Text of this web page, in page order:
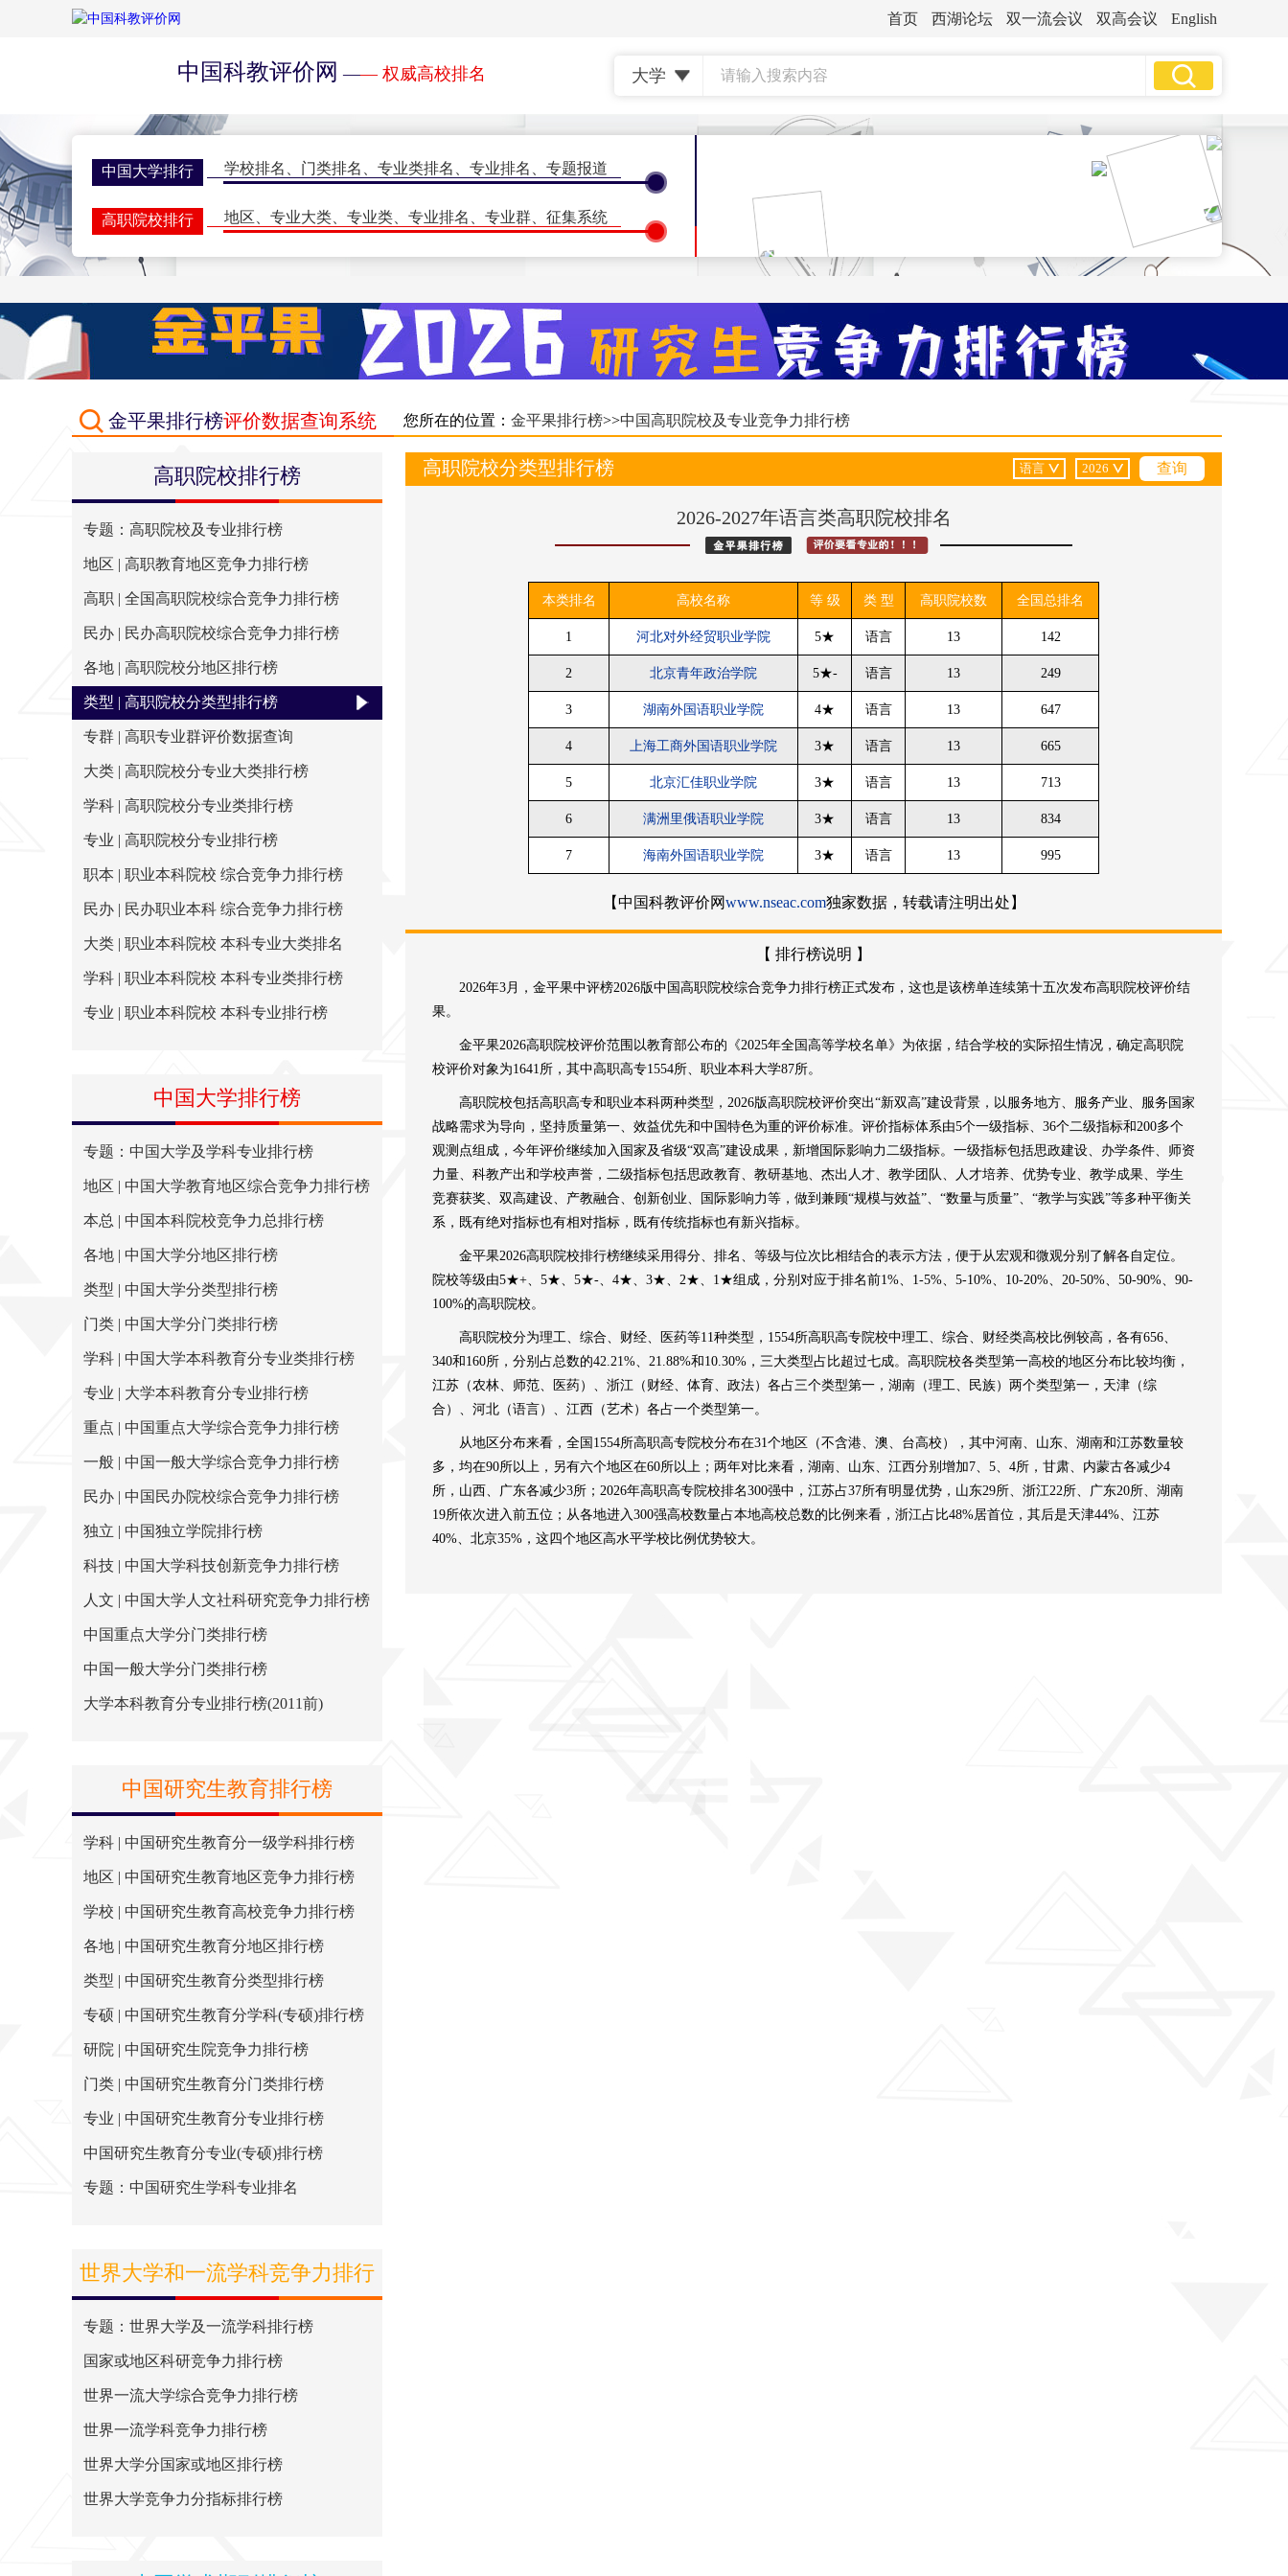
首页 西湖论坛 双一流会议 双高会议 English
中国科教评价网 —— 权威高校排名
中国大学排行 学校排名 门类排名 专业类排名 专业排名 专题报道
高职院校排行 地区 专业大类 专业类 专业排名 专业群 征集系统
研究生排行榜
世界大学排名 一流大学、一流学科、指标排名、地区排名
期刊排名 、 核心期刊、评价动态、征集系统
学术会议 双一流会议、双高会议 期刊会议、计量学会议、ISSI会议
排行简介 评价指标 大学查询 大学诊断 评价库
艺术类
北京 天津 • 上海 • 重庆
石家庄(河北)
郑州(河南) • 济南(山东) • 太原(山西) • 合肥(安徽)
长沙(湖南) • 广州(广东)
贵阳(贵州) • 成都(四川) • 西安(陕西)
资源环境
能源动力
土木建筑
生物化工
轻工纺织
食品药品
医药卫生
财经商贸
金平果排行榜评价数据查询系统 您所在的位置： 金平果排行榜>>中国高职院校及专业竞争力排行榜
高职院校排行榜
专题：高职院校及专业排行榜
地区 | 高职教育地区竞争力排行榜
高职 | 全国高职院校综合竞争力排行榜
民办 | 民办高职院校综合竞争力排行榜
各地 | 高职院校分地区排行榜
类型 | 高职院校分类型排行榜
专群 | 高职专业群评价数据查询
大类 | 高职院校分专业大类排行榜
学科 | 高职院校分专业类排行榜
专业 | 高职院校分专业排行榜
职本 | 职业本科院校 综合竞争力排行榜
民办 | 民办职业本科 综合竞争力排行榜
大类 | 职业本科院校 本科专业大类排名
学科 | 职业本科院校 本科专业类排行榜
专业 | 职业本科院校 本科专业排行榜
中国大学排行榜
专题：中国大学及学科专业排行榜
地区 | 中国大学教育地区综合竞争力排行榜
本总 | 中国本科院校竞争力总排行榜
各地 | 中国大学分地区排行榜
类型 | 中国大学分类型排行榜
门类 | 中国大学分门类排行榜
学科 | 中国大学本科教育分专业类排行榜
专业 | 大学本科教育分专业排行榜
重点 | 中国重点大学综合竞争力排行榜
一般 | 中国一般大学综合竞争力排行榜
民办 | 中国民办院校综合竞争力排行榜
独立 | 中国独立学院排行榜
科技 | 中国大学科技创新竞争力排行榜
人文 | 中国大学人文社科研究竞争力排行榜
中国重点大学分门类排行榜
中国一般大学分门类排行榜
大学本科教育分专业排行榜(2011前)
中国研究生教育排行榜
学科 | 中国研究生教育分一级学科排行榜
地区 | 中国研究生教育地区竞争力排行榜
学校 | 中国研究生教育高校竞争力排行榜
各地 | 中国研究生教育分地区排行榜
类型 | 中国研究生教育分类型排行榜
专硕 | 中国研究生教育分学科(专硕)排行榜
研院 | 中国研究生院竞争力排行榜
门类 | 中国研究生教育分门类排行榜
专业 | 中国研究生教育分专业排行榜
中国研究生教育分专业(专硕)排行榜
专题：中国研究生学科专业排名
世界大学和一流学科竞争力排行
榜
专题：世界大学及一流学科排行榜
国家或地区科研竞争力排行榜
世界一流大学综合竞争力排行榜
世界一流学科竞争力排行榜
世界大学分国家或地区排行榜
世界大学竞争力分指标排行榜
高职院校分类型排行榜
2026-2027年语言类高职院校排名
本类排名 高校名称 等 级 类 型 高职院校数 全国总排名
1 河北对外经贸职业学院 5★ 语言 13 142
2 北京青年政治学院 5★- 语言 13 249
3 湖南外国语职业学院 4★ 语言 13 647
4 上海工商外国语职业学院 3★ 语言 13 665
5 北京汇佳职业学院 3★ 语言 13 713
6 满洲里俄语职业学院 3★ 语言 13 834
7 海南外国语职业学院 3★ 语言 13 995
【中国科教评价网www.nseac.com独家数据，转载请注明出处】
【 排行榜说明 】
2026年3月，金平果中评榜2026版中国高职院校综合竞争力排行榜正式发布，这也是该榜单连续第十五次发布高职院校评价结
果。
金平果2026高职院校评价范围以教育部公布的《2025年全国高等学校名单》为依据，结合学校的实际招生情况，确定高职院
校评价对象为1641所，其中高职高专1554所、职业本科大学87所。
高职院校包括高职高专和职业本科两种类型，2026版高职院校评价突出“新双高”建设背景，以服务地方、服务产业、服务国家
战略需求为导向，坚持质量第一、效益优先和中国特色为重的评价标准。评价指标体系由5个一级指标、36个二级指标和200多个
观测点组成，今年评价继续加入国家及省级“双高”建设成果，新增国际影响力二级指标。一级指标包括思政建设、办学条件、师资
力量、科教产出和学校声誉，二级指标包括思政教育、教研基地、杰出人才、教学团队、人才培养、优势专业、教学成果、学生
竞赛获奖、双高建设、产教融合、创新创业、国际影响力等，做到兼顾“规模与效益”、“数量与质量”、“教学与实践”等多种平衡关
系，既有绝对指标也有相对指标，既有传统指标也有新兴指标。
金平果2026高职院校排行榜继续采用得分、排名、等级与位次比相结合的表示方法，便于从宏观和微观分别了解各自定位。
院校等级由5★+、5★、5★-、4★、3★、2★、1★组成，分别对应于排名前1%、1-5%、5-10%、10-20%、20-50%、50-90%、90-
100%的高职院校。
高职院校分为理工、综合、财经、医药等11种类型，1554所高职高专院校中理工、综合、财经类高校比例较高，各有656、
340和160所，分别占总数的42.21%、21.88%和10.30%，三大类型占比超过七成。高职院校各类型第一高校的地区分布比较均衡，
江苏（农林、师范、医药）、浙江（财经、体育、政法）各占三个类型第一，湖南（理工、民族）两个类型第一，天津（综
合）、河北（语言）、江西（艺术）各占一个类型第一。
从地区分布来看，全国1554所高职高专院校分布在31个地区（不含港、澳、台高校），其中河南、山东、湖南和江苏数量较
多，均在90所以上，另有六个地区在60所以上；两年对比来看，湖南、山东、江西分别增加7、5、4所，甘肃、内蒙古各减少4
所，山西、广东各减少3所；2026年高职高专院校排名300强中，江苏占37所有明显优势，山东29所、浙江22所、广东20所、湖南
19所依次进入前五位；从各地进入300强高校数量占本地高校总数的比例来看，浙江占比48%居首位，其后是天津44%、江苏
40%、北京35%，这四个地区高水平学校比例优势较大。